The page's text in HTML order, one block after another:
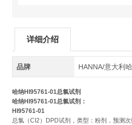
详细介绍
品牌 HANNA/意大利
哈纳HI95761-01总氯试剂
哈纳HI95761-01总氯试剂：
HI95761-01
总氯（CI2）DPD试剂，类型：粉剂，预测